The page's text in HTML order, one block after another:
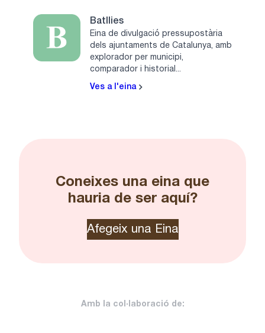
Batllies
Eina de divulgació pressupostària
dels ajuntaments de Catalunya, amb
explorador per municipi,
comparador i historial...
Ves a l'eina
Coneixes una eina que
hauria de ser aquí?
Afegeix una Eina
Amb la col·laboració de: